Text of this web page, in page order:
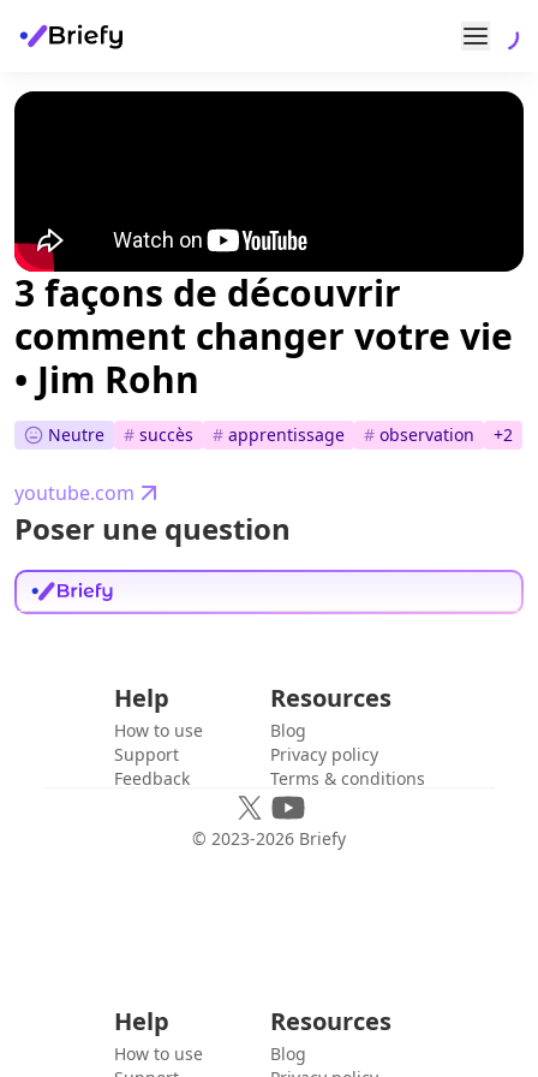
3 façons de découvrir
comment changer votre vie
• Jim Rohn
Neutre # succès # apprentissage # observation +2
youtube.com
Poser une question
Help
How to use
Support
Feedback
Resources
Blog
Privacy policy
Terms & conditions
© 2023-2026 Briefy
Help
How to use
Resources
Blog